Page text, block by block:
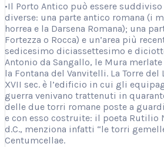
•Il Porto Antico può essere
diverse: una parte antico romana (i
horrea e la Darsena Romana); una
Fortezza o Rocca) e un’area più
sedicesimo diciassettesimo e
Antonio da Sangallo, le Mura merlate
la Fontana del Vanvitelli. La Torre del
XVII sec. è l’edificio in cui gli
guerra venivano trattenuti in
delle due torri romane poste a
e con esso costruite: il poeta Rutilio
d.C., menziona infatti “le torri
Centumcellae.